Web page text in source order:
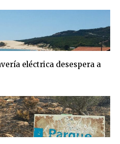
eléctrica desespera a